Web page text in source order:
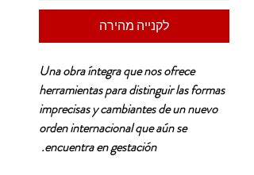
לקנייה מהירה
Una obra íntegra que nos ofrece
herramientas para distinguir las formas
imprecisas y cambiantes de un nuevo
orden internacional que aún se
encuentra en gestación.